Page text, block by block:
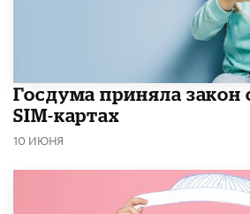
Госдума приняла закон
SIM-картах
10 ИЮНЯ